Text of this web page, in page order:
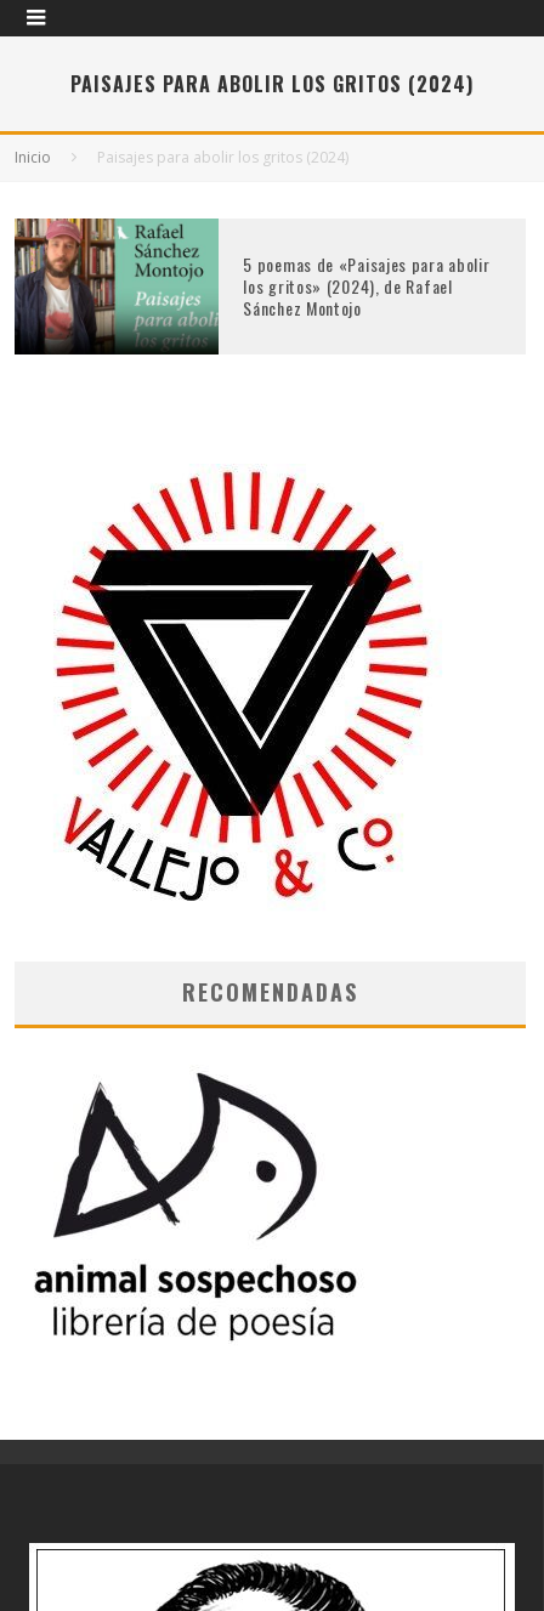
PAISAJES PARA ABOLIR LOS GRITOS (2024)
Inicio Paisajes para abolir los gritos (2024)
5 poemas de «Paisajes para abolir
los gritos» (2024), de Rafael
Sánchez Montojo
RECOMENDADAS